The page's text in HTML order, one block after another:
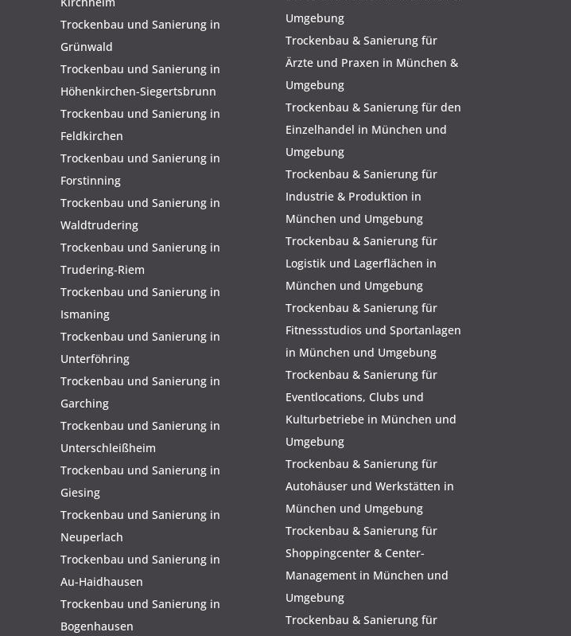
Trockenbau und Sanierung in
Grünwald
Trockenbau und Sanierung in
Höhenkirchen-Siegertsbrunn
Trockenbau und Sanierung in
Feldkirchen
Trockenbau und Sanierung in
Forstinning
Trockenbau und Sanierung in
Waldtrudering
Trockenbau und Sanierung in
Trudering-Riem
Trockenbau und Sanierung in
Ismaning
Trockenbau und Sanierung in
Unterföhring
Trockenbau und Sanierung in
Garching
Trockenbau und Sanierung in
Unterschleißheim
Trockenbau und Sanierung in
Giesing
Trockenbau und Sanierung in
Neuperlach
Trockenbau und Sanierung in
Au-Haidhausen
Trockenbau und Sanierung in
Bogenhausen
Umgebung
Trockenbau & Sanierung für
Ärzte und Praxen in München &
Umgebung
Trockenbau & Sanierung für den
Einzelhandel in München und
Umgebung
Trockenbau & Sanierung für
Industrie & Produktion in
München und Umgebung
Trockenbau & Sanierung für
Logistik und Lagerflächen in
München und Umgebung
Trockenbau & Sanierung für
Fitnessstudios und Sportanlagen
in München und Umgebung
Trockenbau & Sanierung für
Eventlocations, Clubs und
Kulturbetriebe in München und
Umgebung
Trockenbau & Sanierung für
Autohäuser und Werkstätten in
München und Umgebung
Trockenbau & Sanierung für
Shoppingcenter & Center-
Management in München und
Umgebung
Trockenbau & Sanierung für